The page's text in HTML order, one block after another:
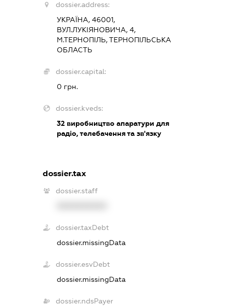
dossier.address:
УКРАЇНА, 46001,
ВУЛ.ЛУКІЯНОВИЧА, 4,
М.ТЕРНОПІЛЬ, ТЕРНОПІЛЬСЬКА
ОБЛАСТЬ
dossier.capital:
0 грн.
dossier.kveds:
32виробництво апаратури для
радіо, телебачення та зв'язку
dossier.tax
dossier.staff
dossier.taxDebt
dossier.missingData
dossier.esvDebt
dossier.missingData
dossier.ndsPayer